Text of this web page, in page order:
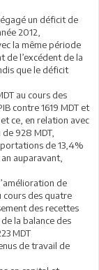
un déficit de
2012,
la même période
de l’excédent de la
que le déficit
au cours des
contre 1619 MDT et
ce, en relation avec
928 MDT,
de 13,4%
auparavant,
de
cours des quatre
des recettes
la balance des
MDT
de travail de